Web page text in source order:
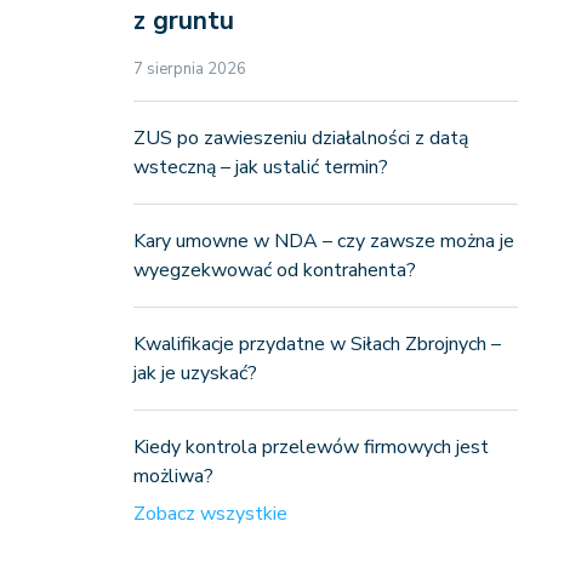
z gruntu
7 sierpnia 2026
ZUS po zawieszeniu działalności z datą
wsteczną – jak ustalić termin?
Kary umowne w NDA – czy zawsze można je
wyegzekwować od kontrahenta?
Kwalifikacje przydatne w Siłach Zbrojnych –
jak je uzyskać?
Kiedy kontrola przelewów firmowych jest
możliwa?
Zobacz wszystkie